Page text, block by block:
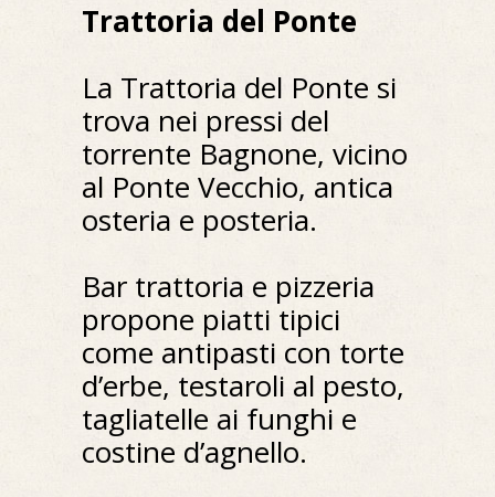
Trattoria del Ponte
La Trattoria del Ponte si
trova nei pressi del
torrente Bagnone, vicino
al Ponte Vecchio, antica
osteria e posteria.
Bar trattoria e pizzeria
propone piatti tipici
come antipasti con torte
d’erbe, testaroli al pesto,
tagliatelle ai funghi e
costine d’agnello.